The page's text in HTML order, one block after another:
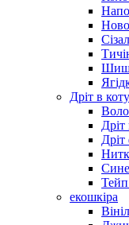
Дріт в
Тейп
екошкіра